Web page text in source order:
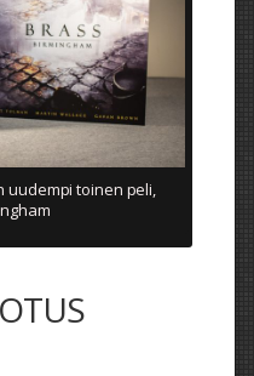
uudempi toinen peli,